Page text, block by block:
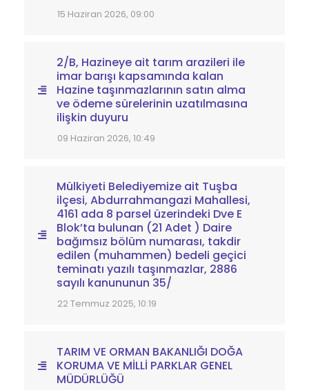
15 Haziran 2026, 09:00
2/B, Hazineye ait tarım arazileri ile
imar barışı kapsamında kalan
Hazine taşınmazlarının satın alma
ve ödeme sürelerinin uzatılmasına
ilişkin duyuru
09 Haziran 2026, 10:49
Mülkiyeti Belediyemize ait Tuşba
ilçesi, Abdurrahmangazi Mahallesi,
4161 ada 8 parsel üzerindeki Dve E
Blok’ta bulunan (21 Adet ) Daire
bağımsız bölüm numarası, takdir
edilen (muhammen) bedeli geçici
teminatı yazılı taşınmazlar, 2886
sayılı kanununun 35/
22 Temmuz 2025, 10:19
TARIM VE ORMAN BAKANLIĞI DOĞA
KORUMA VE MİLLİ PARKLAR GENEL
MÜDÜRLÜĞÜ